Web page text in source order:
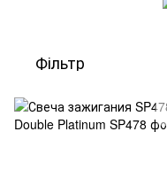
Фільтр